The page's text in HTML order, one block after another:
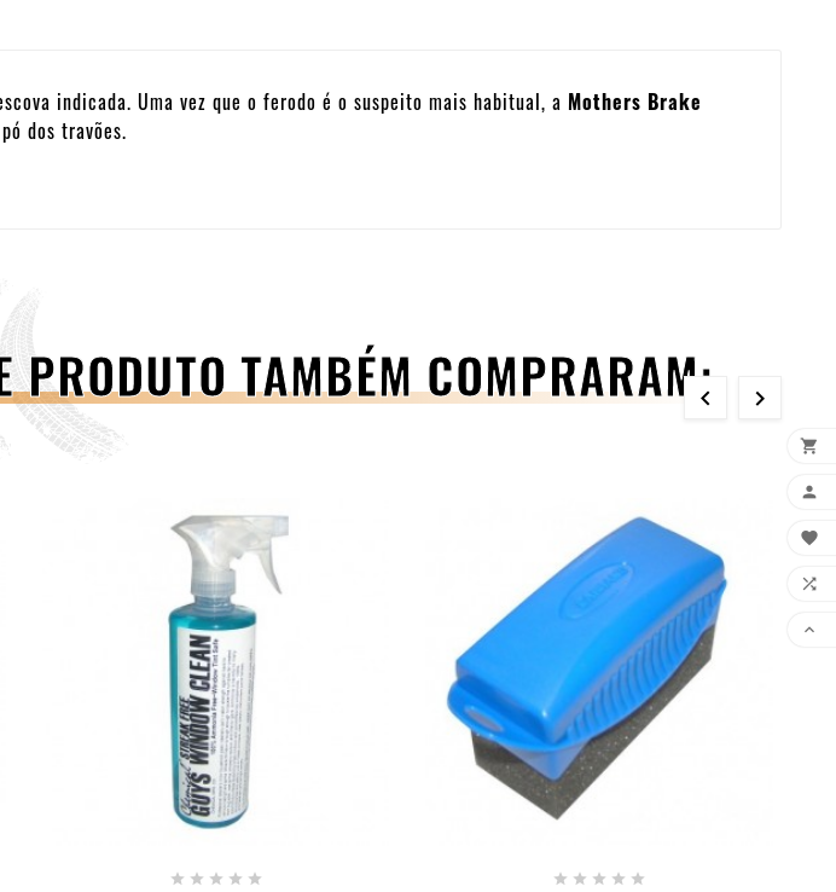
indicada. Uma vez que o ferodo é o suspeito mais habitual, a Mothers Brake
dos travões.
PRODUTO TAMBÉM COMPRARAM:
 
+ ADICIONAR AO CARRINHO
    
+ ADICIONAR AO CARRINHO
    




